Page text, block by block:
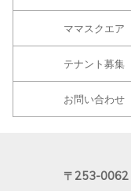
ママスクエア
テナント募集
お問い合わせ
〒253-0062